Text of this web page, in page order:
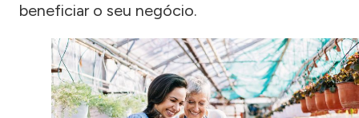
beneficiar o seu negócio.